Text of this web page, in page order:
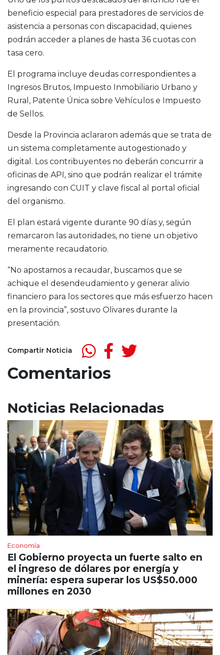
beneficio especial para prestadores de servicios de
asistencia a personas con discapacidad, quienes
podrán acceder a planes de hasta 36 cuotas con
tasa cero.
El programa incluye deudas correspondientes a
Ingresos Brutos, Impuesto Inmobiliario Urbano y
Rural, Patente Única sobre Vehículos e Impuesto
de Sellos.
Desde la Provincia aclararon además que se trata de
un sistema completamente autogestionado y
digital. Los contribuyentes no deberán concurrir a
oficinas de API, sino que podrán realizar el trámite
ingresando con CUIT y clave fiscal al portal oficial
del organismo.
El plan estará vigente durante 90 días y, según
remarcaron las autoridades, no tiene un objetivo
meramente recaudatorio.
“No apostamos a recaudar, buscamos que se
achique el desendeudamiento y generar alivio
financiero para los sectores que más esfuerzo hacen
en la provincia”, sostuvo Olivares durante la
presentación.
Compartir Noticia
Comentarios
Noticias Relacionadas
Economía
El Gobierno proyecta un fuerte salto en
el ingreso de dólares por energía y
minería: espera superar los US$50.000
millones en 2030